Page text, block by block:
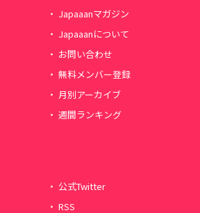
Japaaanマガジン
Japaaanについて
お問い合わせ
無料メンバー登録
月別アーカイブ
週間ランキング
公式Twitter
RSS